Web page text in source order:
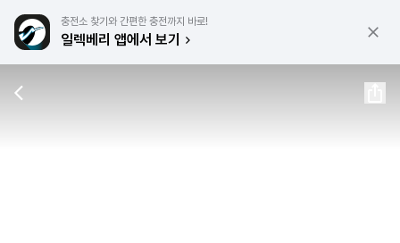
충전소 찾기와 간편한 충전까지 바로!
일렉베리 앱에서 보기